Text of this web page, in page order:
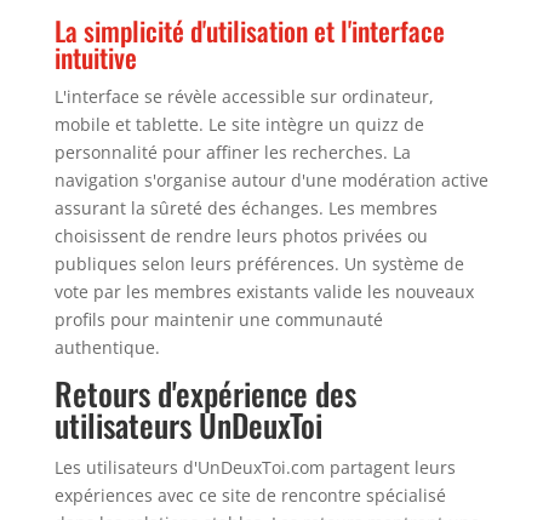
La simplicité d'utilisation et l'interface
intuitive
L'interface se révèle accessible sur ordinateur,
mobile et tablette. Le site intègre un quizz de
personnalité pour affiner les recherches. La
navigation s'organise autour d'une modération active
assurant la sûreté des échanges. Les membres
choisissent de rendre leurs photos privées ou
publiques selon leurs préférences. Un système de
vote par les membres existants valide les nouveaux
profils pour maintenir une communauté
authentique.
Retours d'expérience des
utilisateurs UnDeuxToi
Les utilisateurs d'UnDeuxToi.com partagent leurs
expériences avec ce site de rencontre spécialisé